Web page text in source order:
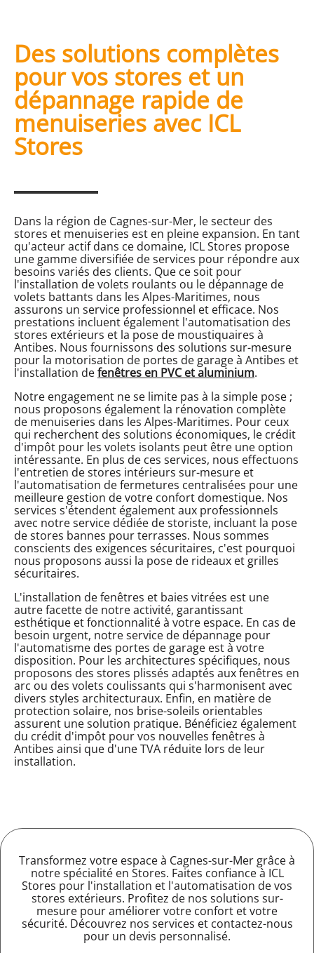
Des solutions complètes
pour vos stores et un
dépannage rapide de
menuiseries avec ICL
Stores
Dans la région de Cagnes-sur-Mer, le secteur des
stores et menuiseries est en pleine expansion. En tant
qu'acteur actif dans ce domaine, ICL Stores propose
une gamme diversifiée de services pour répondre aux
besoins variés des clients. Que ce soit pour
l'installation de volets roulants ou le dépannage de
volets battants dans les Alpes-Maritimes, nous
assurons un service professionnel et efficace. Nos
prestations incluent également l'automatisation des
stores extérieurs et la pose de moustiquaires à
Antibes. Nous fournissons des solutions sur-mesure
pour la motorisation de portes de garage à Antibes et
l'installation defenêtres en PVC et aluminium.
Notre engagement ne se limite pas à la simple pose ;
nous proposons également la rénovation complète
de menuiseries dans les Alpes-Maritimes. Pour ceux
qui recherchent des solutions économiques, le crédit
d'impôt pour les volets isolants peut être une option
intéressante. En plus de ces services, nous effectuons
l'entretien de stores intérieurs sur-mesure et
l'automatisation de fermetures centralisées pour une
meilleure gestion de votre confort domestique. Nos
services s'étendent également aux professionnels
avec notre service dédiée de storiste, incluant la pose
de stores bannes pour terrasses. Nous sommes
conscients des exigences sécuritaires, c'est pourquoi
nous proposons aussi la pose de rideaux et grilles
sécuritaires.
L'installation de fenêtres et baies vitrées est une
autre facette de notre activité, garantissant
esthétique et fonctionnalité à votre espace. En cas de
besoin urgent, notre service de dépannage pour
l'automatisme des portes de garage est à votre
disposition. Pour les architectures spécifiques, nous
proposons des stores plissés adaptés aux fenêtres en
arc ou des volets coulissants qui s'harmonisent avec
divers styles architecturaux. Enfin, en matière de
protection solaire, nos brise-soleils orientables
assurent une solution pratique. Bénéficiez également
du crédit d'impôt pour vos nouvelles fenêtres à
Antibes ainsi que d'une TVA réduite lors de leur
installation.
Transformez votre espace à Cagnes-sur-Mer grâce à
notre spécialité en Stores. Faites confiance à ICL
Stores pour l'installation et l'automatisation de vos
stores extérieurs. Profitez de nos solutions sur-
mesure pour améliorer votre confort et votre
sécurité. Découvrez nos services et contactez-nous
pour un devis personnalisé.